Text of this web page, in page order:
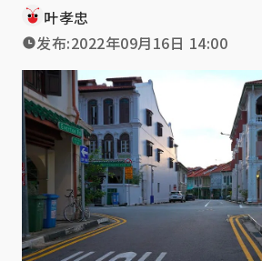
叶孝忠
发布:2022年09月16日 14:00